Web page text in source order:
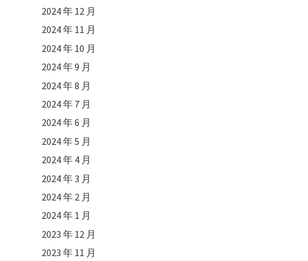
2024 年 12 月
2024 年 11 月
2024 年 10 月
2024 年 9 月
2024 年 8 月
2024 年 7 月
2024 年 6 月
2024 年 5 月
2024 年 4 月
2024 年 3 月
2024 年 2 月
2024 年 1 月
2023 年 12 月
2023 年 11 月